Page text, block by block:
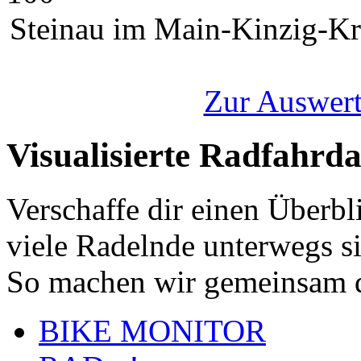
Steinau im Main-Kinzig-
Zur
Visualisierte
Verschaffe dir einen
viele Radelnde unterwegs
So machen wir
BIKE MONITOR